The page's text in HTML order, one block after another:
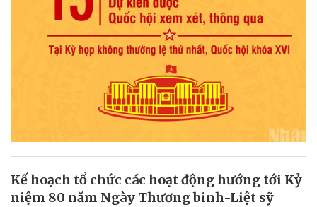
Kế hoạch tổ chức các hoạt động hướng tới Kỷ
niệm 80 năm Ngày Thương binh-Liệt sỹ